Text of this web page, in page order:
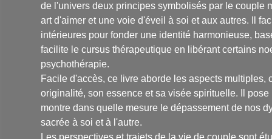
de l'univers deux principes symbolisés par le couple
art d'aimer et une voie d'éveil à soi et aux autres. Il
intérieures pour fonder une identité harmonieuse,
facilite le cursus thérapeutique en libérant certains
psychothérapie.
Facile d'accès, ce livre aborde les aspects multiples,
originalité, son essence et sa visée spirituelle. Il
montre dans quelle mesure le dépassement de nos
sacrée à soi et à l'autre.